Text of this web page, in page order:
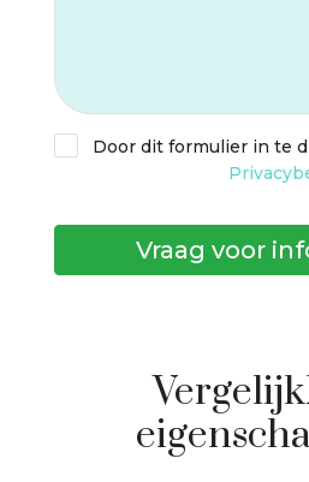
Door dit formulier in te
Vraag voor